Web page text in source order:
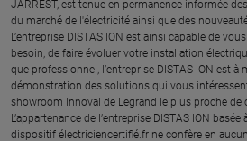
JARREST, est tenue en permanence informée
du marché de l'électricité ainsi que des
L’entreprise DISTAS ION est ainsi capable de
besoin, de faire évoluer votre installation
que professionnel, l’entreprise DISTAS ION est à
démonstration des solutions qui vous
showroom Innoval de Legrand le plus proche de
L’appartenance de l’entreprise DISTAS ION basée
dispositif électriciencertifié.fr ne confère en